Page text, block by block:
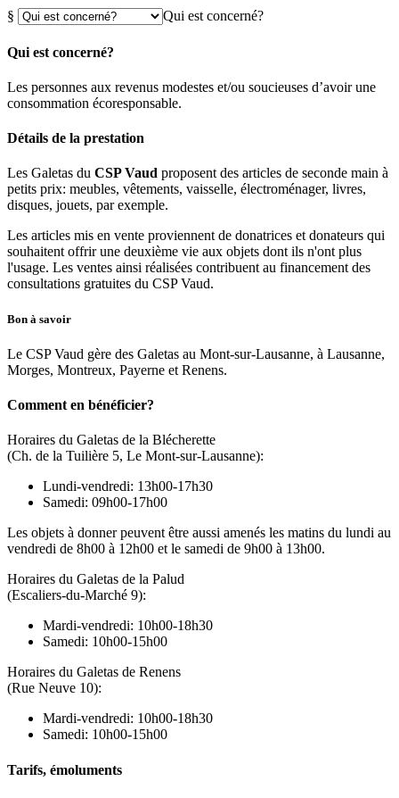
§ Qui est concerné?
Qui est concerné?
Les personnes aux revenus modestes et/ou soucieuses d’avoir une
consommation écoresponsable.
Détails de la prestation
Les Galetas du CSP Vaud proposent des articles de seconde main à
petits prix: meubles, vêtements, vaisselle, électroménager, livres,
disques, jouets, par exemple.
Les articles mis en vente proviennent de donatrices et donateurs qui
souhaitent offrir une deuxième vie aux objets dont ils n'ont plus
l'usage. Les ventes ainsi réalisées contribuent au financement des
consultations gratuites du CSP Vaud.
Bon à savoir
Le CSP Vaud gère des Galetas au Mont-sur-Lausanne, à Lausanne,
Morges, Montreux, Payerne et Renens.
Comment en bénéficier?
Horaires du Galetas de la Blécherette
(Ch. de la Tuilière 5, Le Mont-sur-Lausanne):
Lundi-vendredi: 13h00-17h30
Samedi: 09h00-17h00
Les objets à donner peuvent être aussi amenés les matins du lundi au
vendredi de 8h00 à 12h00 et le samedi de 9h00 à 13h00.
Horaires du Galetas de la Palud
(Escaliers-du-Marché 9):
Mardi-vendredi: 10h00-18h30
Samedi: 10h00-15h00
Horaires du Galetas de Renens
(Rue Neuve 10):
Mardi-vendredi: 10h00-18h30
Samedi: 10h00-15h00
Tarifs, émoluments